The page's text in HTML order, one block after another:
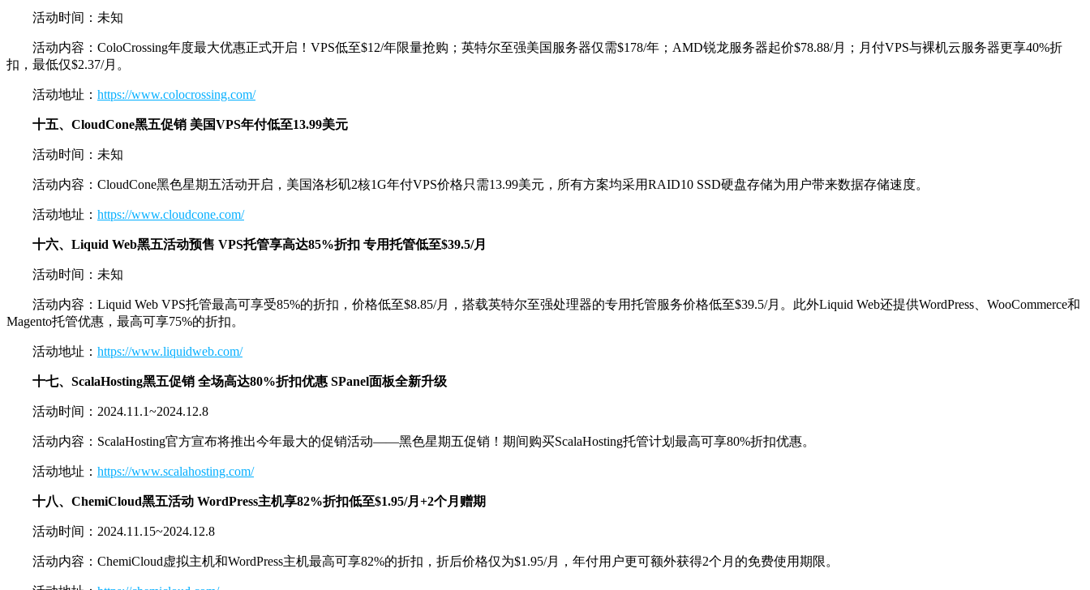
活动时间：未知
活动内容：ColoCrossing年度最大优惠正式开启！VPS低至$12/年限量抢购；英特尔至强美国服务器仅需$178/年；AMD锐龙服务器起价$78.88/月；月付VPS与裸机云服务器更享40%折
扣，最低仅$2.37/月。
活动地址： https://www.colocrossing.com/
十五、CloudCone黑五促销 美国VPS年付低至13.99美元
活动时间：未知
活动内容：CloudCone黑色星期五活动开启，美国洛杉矶2核1G年付VPS价格只需13.99美元，所有方案均采用RAID10 SSD硬盘存储为用户带来数据存储速度。
活动地址： https://www.cloudcone.com/
十六、Liquid Web黑五活动预售 VPS托管享高达85%折扣 专用托管低至$39.5/月
活动时间：未知
活动内容：Liquid Web VPS托管最高可享受85%的折扣，价格低至$8.85/月，搭载英特尔至强处理器的专用托管服务价格低至$39.5/月。此外Liquid Web还提供WordPress、WooCommerce和
Magento托管优惠，最高可享75%的折扣。
活动地址： https://www.liquidweb.com/
十七、ScalaHosting黑五促销 全场高达80%折扣优惠 SPanel面板全新升级
活动时间：2024.11.1~2024.12.8
活动内容：ScalaHosting官方宣布将推出今年最大的促销活动——黑色星期五促销！期间购买ScalaHosting托管计划最高可享80%折扣优惠。
活动地址： https://www.scalahosting.com/
十八、ChemiCloud黑五活动 WordPress主机享82%折扣低至$1.95/月+2个月赠期
活动时间：2024.11.15~2024.12.8
活动内容：ChemiCloud虚拟主机和WordPress主机最高可享82%的折扣，折后价格仅为$1.95/月，年付用户更可额外获得2个月的免费使用期限。